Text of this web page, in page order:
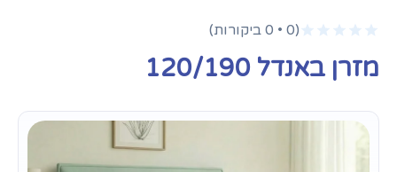
(0 • 0 ביקורות)
מזרן באנדל 120/190